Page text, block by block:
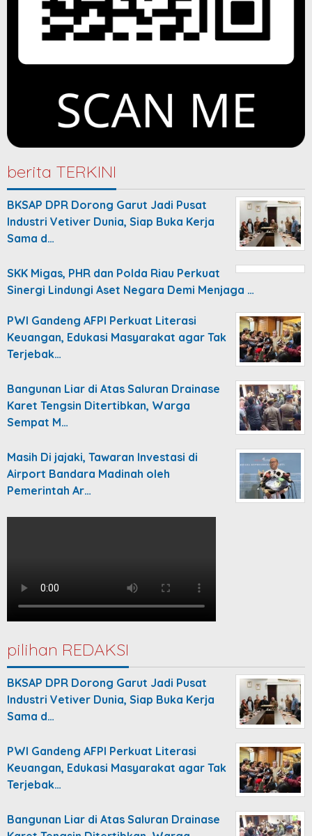
berita TERKINI
BKSAP DPR Dorong Garut Jadi Pusat
Industri Vetiver Dunia, Siap Buka Kerja
Sama d…
SKK Migas, PHR dan Polda Riau Perkuat
Sinergi Lindungi Aset Negara Demi Menjaga …
PWI Gandeng AFPI Perkuat Literasi
Keuangan, Edukasi Masyarakat agar Tak
Terjebak…
Bangunan Liar di Atas Saluran Drainase
Karet Tengsin Ditertibkan, Warga
Sempat M…
Masih Di jajaki, Tawaran Investasi di
Airport Bandara Madinah oleh
Pemerintah Ar…
pilihan REDAKSI
BKSAP DPR Dorong Garut Jadi Pusat
Industri Vetiver Dunia, Siap Buka Kerja
Sama d…
PWI Gandeng AFPI Perkuat Literasi
Keuangan, Edukasi Masyarakat agar Tak
Terjebak…
Bangunan Liar di Atas Saluran Drainase